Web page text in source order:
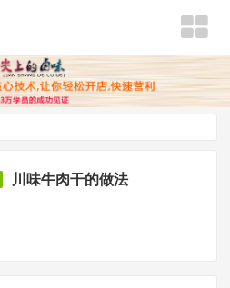
川味牛肉干的做法